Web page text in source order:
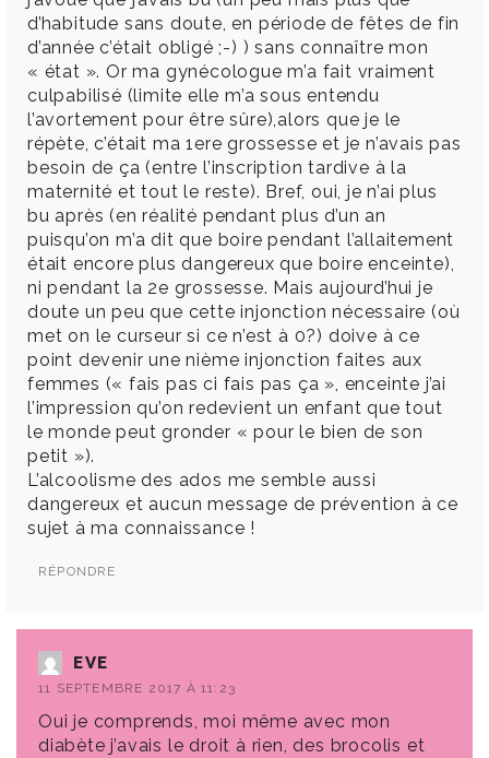
d’habitude sans doute, en période de fêtes de fin
d’année c’était obligé ;-) ) sans connaître mon
« état ». Or ma gynécologue m’a fait vraiment
culpabilisé (limite elle m’a sous entendu
l’avortement pour être sûre),alors que je le
répète, c’était ma 1ere grossesse et je n’avais pas
besoin de ça (entre l’inscription tardive à la
maternité et tout le reste). Bref, oui, je n’ai plus
bu après (en réalité pendant plus d’un an
puisqu’on m’a dit que boire pendant l’allaitement
était encore plus dangereux que boire enceinte),
ni pendant la 2e grossesse. Mais aujourd’hui je
doute un peu que cette injonction nécessaire (où
met on le curseur si ce n’est à 0?) doive à ce
point devenir une nième injonction faites aux
femmes (« fais pas ci fais pas ça », enceinte j’ai
l’impression qu’on redevient un enfant que tout
le monde peut gronder « pour le bien de son
petit »).
L’alcoolisme des ados me semble aussi
dangereux et aucun message de prévention à ce
sujet à ma connaissance !
RÉPONDRE
EVE
11 SEPTEMBRE 2017 À 11:23
Oui je comprends, moi même avec mon
diabète j’avais le droit à rien, des brocolis et